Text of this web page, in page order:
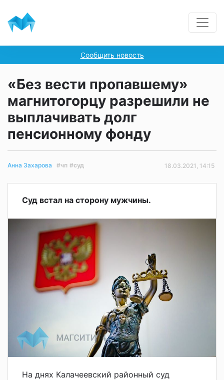
Сообщить новость
«Без вести пропавшему»
магнитогорцу разрешили не
выплачивать долг
пенсионному фонду
Анна Захарова #чп #суд 18.03.2021, 14:15
Суд встал на сторону мужчины.
На днях Калачеевский районный суд